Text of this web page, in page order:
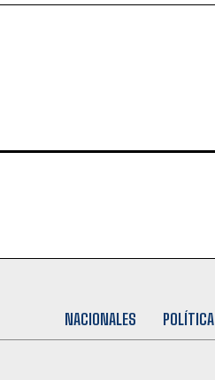
NACIONALES POLÍTICA